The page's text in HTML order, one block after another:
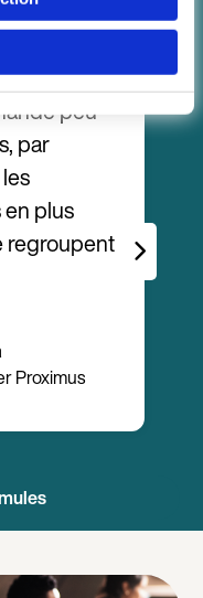
à
peu
par
plus
regroupent
Proximus